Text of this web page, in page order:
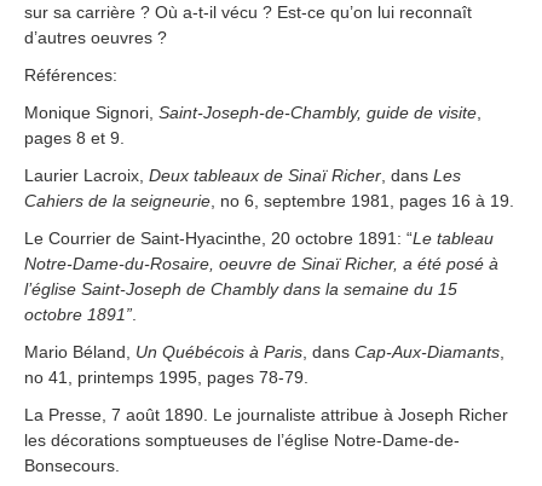
sur sa carrière ? Où a-t-il vécu ? Est-ce qu’on lui reconnaît
d’autres oeuvres ?
Références:
Monique Signori, Saint-Joseph-de-Chambly, guide de visite
pages 8 et 9.
Laurier Lacroix, Deux tableaux de Sinaï Richer , dans Les
Cahiers de la seigneurie , no 6, septembre 1981, pages 16 à 19.
Le Courrier de Saint-Hyacinthe, 20 octobre 1891: “Le tableau
Notre-Dame-du-Rosaire, oeuvre de Sinaï Richer, a été posé à
l’église Saint-Joseph de Chambly dans la semaine du 15
octobre 1891”
Mario Béland, Un Québécois à Paris , dans Cap-Aux-Diamants
no 41, printemps 1995, pages 78-79.
La Presse, 7 août 1890. Le journaliste attribue à Joseph Richer
les décorations somptueuses de l’église Notre-Dame-de-
Bonsecours.